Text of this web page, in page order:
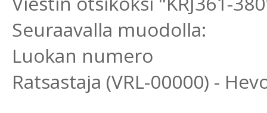
Seuraavalla muodolla:
Luokan numero
Ratsastaja (VRL-00000) -